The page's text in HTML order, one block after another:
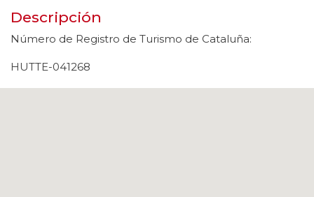
Descripción
Número de Registro de Turismo de Cataluña:
HUTTE-041268